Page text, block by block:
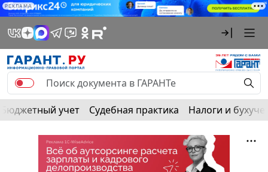
РЕКЛАМА
Бюджетный учет Судебная практика Налоги и